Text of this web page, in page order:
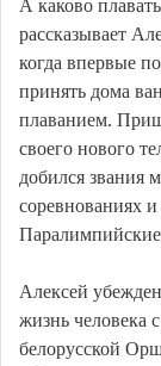
А каково
рассказывает
когда впервые
принять дома
плаванием.
своего нового
добился звания
соревнованиях и
Паралимпийские
Алексей
жизнь человека
белорусской